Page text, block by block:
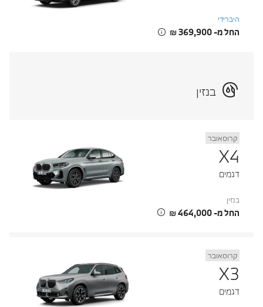
היברידי
החל מ- ‏369,900 ‏₪
בנזין
קרוסאובר
X4
דגמים
בנזין
החל מ- ‏464,000 ‏₪
קרוסאובר
X3
דגמים